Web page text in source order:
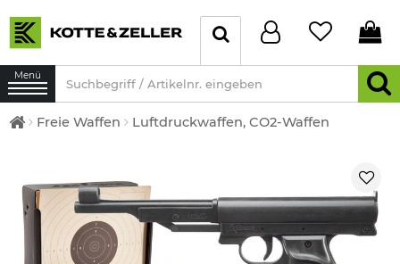
Menü
Freie Waffen Luftdruckwaffen, CO2-Waffen